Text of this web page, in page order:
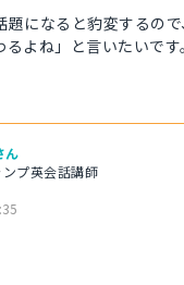
題になると豹変するの
よね」と言いたいです。
ん
プ英会話講師